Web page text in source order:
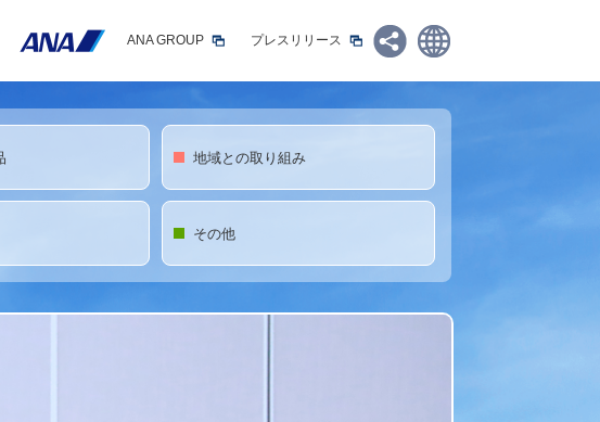
ANA GROUP プレスリリース
Share: 日本語 English
地域との取り組み
その他